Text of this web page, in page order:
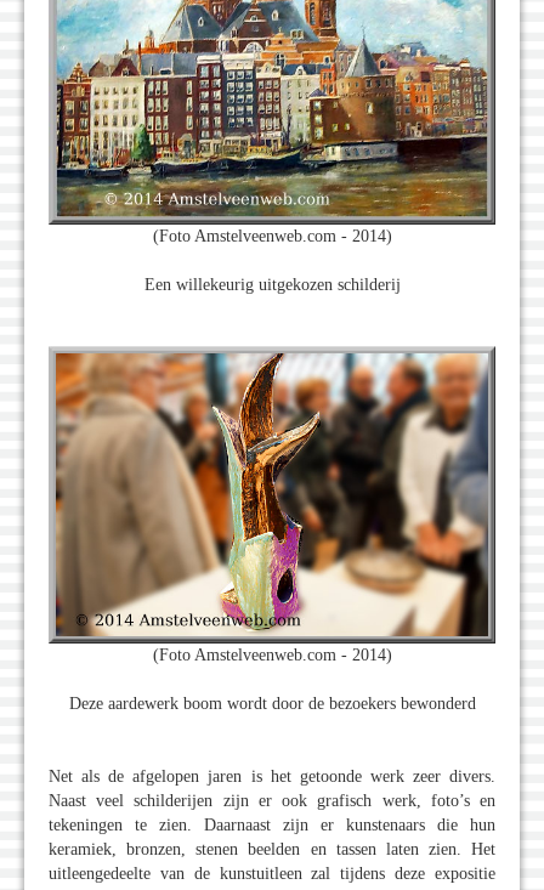
(Foto Amstelveenweb.com - 2014)
Een willekeurig uitgekozen schilderij
(Foto Amstelveenweb.com - 2014)
Deze aardewerk boom wordt door de bezoekers bewonderd
Net als de afgelopen jaren is het getoonde werk zeer divers.
Naast veel schilderijen zijn er ook grafisch werk, foto’s en
tekeningen te zien. Daarnaast zijn er kunstenaars die hun
keramiek, bronzen, stenen beelden en tassen laten zien. Het
uitleengedeelte van de kunstuitleen zal tijdens deze expositie